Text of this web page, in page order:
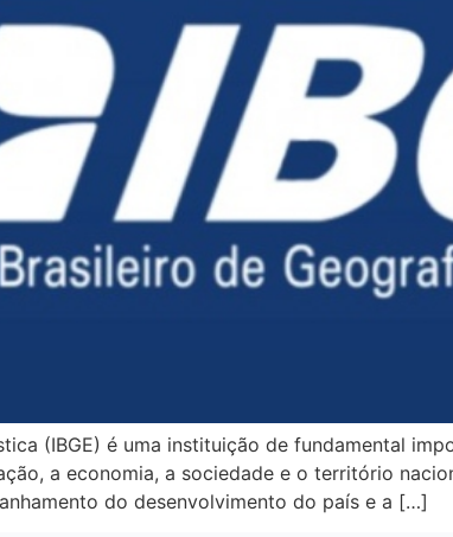
(IBGE) é uma instituição de fundamental
a economia, a sociedade e o território
do desenvolvimento do país e a […]